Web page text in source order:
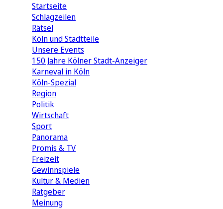
Startseite
Schlagzeilen
Rätsel
Köln und Stadtteile
Unsere Events
150 Jahre Kölner Stadt-Anzeiger
Karneval in Köln
Köln-Spezial
Region
Politik
Wirtschaft
Sport
Panorama
Promis & TV
Freizeit
Gewinnspiele
Kultur & Medien
Ratgeber
Meinung